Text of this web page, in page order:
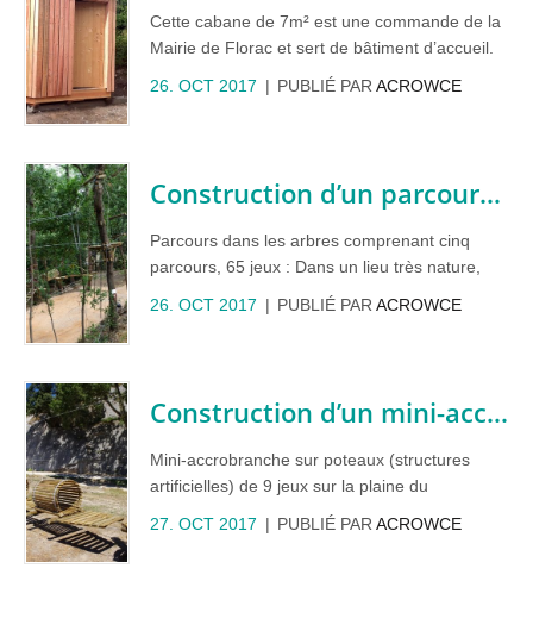
succès technique pour groupe F.
Cette cabane de 7m² est une commande de la
Mairie de Florac et sert de bâtiment d’accueil.
Elle est construite suivant notre cahier des
charges habituel (essence de bois local issue
et déchargements sur camion.
26. OCT 2017 PUBLIÉ PARACROWCE
Construction d’un parcours acrobatique dans les arbres
Parcours dans les arbres comprenant cinq
parcours, 65 jeux : Dans un lieu très nature,
toute l’équipe d’Acrodiable Aventure à Aniane
dans l’Hérault vous attend. Les enfants à partir
26. OCT 2017 PUBLIÉ PARACROWCE
Construction d’un mini-accrobranche à Cavaillon
Mini-accrobranche sur poteaux (structures
artificielles) de 9 jeux sur la plaine du
Grenouillet, pour la Mairie de Cavaillon.
Fondation des poteaux sur blocs bétons, câble
27. OCT 2017 PUBLIÉ PARACROWCE